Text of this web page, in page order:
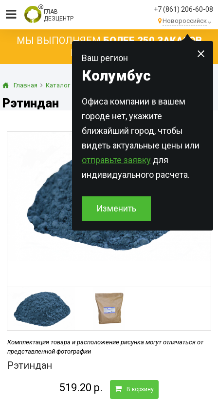
ГЛАВ
ДЕЗЦЕНТР
+7 (861) 206-60-08
Новороссийск
Ваш регион
Колумбус
Офиса компании в вашем
городе нет, укажите
ближайший город, чтобы
видеть актуальные цены или
отправьте заявку для
индивидуального расчета.
Изменить
МЫ ВЫПОЛНЯЕМБОЛЕЕ 250 ЗАКАЗОВ
КАЖДЫЙ ДЕНЬ!
Главная Каталог Концентраты Порошки
Рэтиндан
Комплектация товара и расположение рисунка могут отличаться от
представленной фотографии
Рэтиндан
519.20 р. В корзину